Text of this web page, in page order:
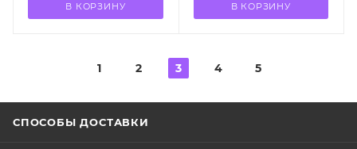
В КОРЗИНУ В КОРЗИНУ
1 2 3 4 5
СПОСОБЫ ДОСТАВКИ